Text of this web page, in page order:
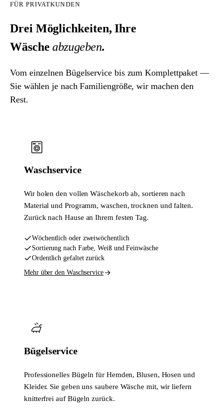
FÜR PRIVATKUNDEN
Drei Möglichkeiten, Ihre
Wäsche abzugeben.
Vom einzelnen Bügelservice bis zum Komplettpaket —
Sie wählen je nach Familiengröße, wir machen den
Rest.
Waschservice
Wir holen den vollen Wäschekorb ab, sortieren nach
Material und Programm, waschen, trocknen und falten.
Zurück nach Hause an Ihrem festen Tag.
Wöchentlich oder zweiwöchentlich
Sortierung nach Farbe, Weiß und Feinwäsche
Ordentlich gefaltet zurück
Mehr über den Waschservice
Bügelservice
Professionelles Bügeln für Hemden, Blusen, Hosen und
Kleider. Sie geben uns saubere Wäsche mit, wir liefern
knitterfrei auf Bügeln zurück.